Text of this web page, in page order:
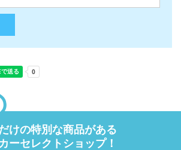
けの特別な商品がある
ーセレクトショップ！